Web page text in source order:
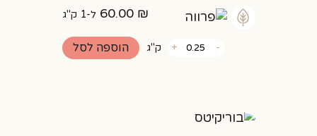
60.00 ₪ ל-1 ק"ג
-כמות
של
+ ק"ג הוספה לסל